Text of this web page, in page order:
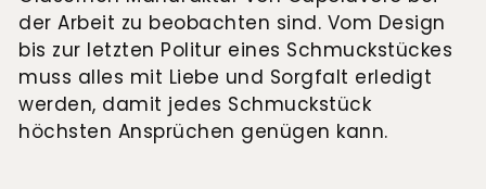
der Arbeit zu beobachten sind. Vom Design
bis zur letzten Politur eines Schmuckstückes
muss alles mit Liebe und Sorgfalt erledigt
werden, damit jedes Schmuckstück
höchsten Ansprüchen genügen kann.